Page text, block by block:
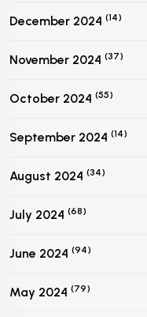
December 2024 (14)
November 2024 (37)
October 2024 (55)
September 2024 (14)
August 2024 (34)
July 2024 (68)
June 2024 (94)
May 2024 (79)